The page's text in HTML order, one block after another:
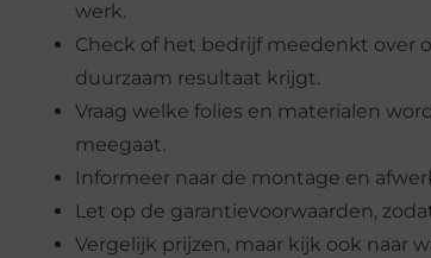
werk.
Check of het bedrijf meedenkt over
duurzaam resultaat krijgt.
Vraag welke folies en materialen
meegaat.
Informeer naar de montage en
Let op de garantievoorwaarden,
Vergelijk prijzen, maar kijk ook naar